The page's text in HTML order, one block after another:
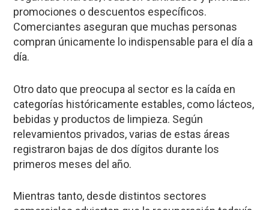
promociones o descuentos específicos.
Comerciantes aseguran que muchas personas
compran únicamente lo indispensable para el día a
día.
Otro dato que preocupa al sector es la caída en
categorías históricamente estables, como lácteos,
bebidas y productos de limpieza. Según
relevamientos privados, varias de estas áreas
registraron bajas de dos dígitos durante los
primeros meses del año.
Mientras tanto, desde distintos sectores